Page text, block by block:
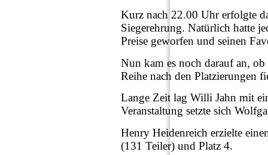
Kurz nach 22.00 Uhr erfolgte
Siegerehrung. Natürlich hatte
Preise geworfen und seinen
Nun kam es noch darauf an, ob
Reihe nach den Platzierungen
Lange Zeit lag Willi Jahn mit
Veranstaltung setzte sich
Henry Heidenreich erzielte
(131 Teiler) und Platz 4.